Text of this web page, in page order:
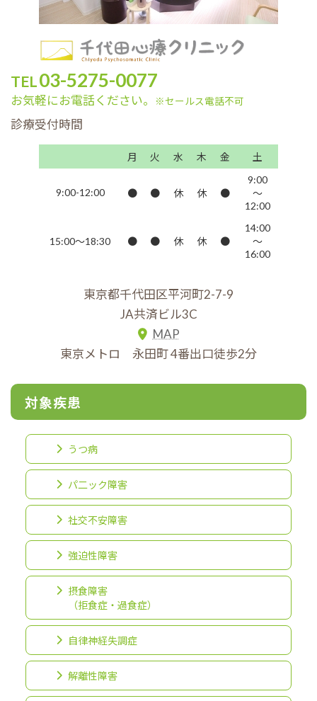
TEL03-5275-0077
お気軽にお電話ください。 ※セールス電話不可
診療受付時間
月 火 水 木 金 土
9:00-12:00 ● ● 休 休 ●
9:00
～
12:00
15:00～18:30 ● ● 休 休 ●
14:00
～
16:00
東京都千代田区平河町2-7-9
JA共済ビル3C
MAP
東京メトロ 永田町 4番出口徒歩2分
対象疾患
うつ病
パ二ック障害
社交不安障害
強迫性障害
摂食障害
（拒食症・過食症）
自律神経失調症
解離性障害